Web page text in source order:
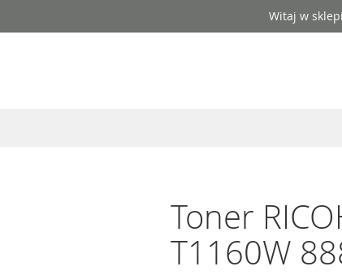
Witaj w
Toner
T1160W